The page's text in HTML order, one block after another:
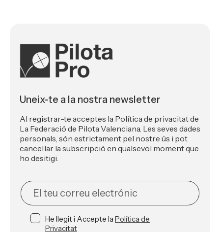
Uneix-te a la nostra newsletter
Al registrar-te acceptes la Política de privacitat de
La Federació de Pilota Valenciana. Les seves dades
personals, són estrictament pel nostre ús i pot
cancel·lar la subscripció en qualsevol moment que
ho desitigi.
NEWSLETTER
He llegit i Accepte la Política de
Privacitat